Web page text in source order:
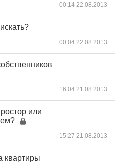
00:14 22.08.2013
00:04 22.08.2013
16:04 21.08.2013
или
15:27 21.08.2013
квартиры